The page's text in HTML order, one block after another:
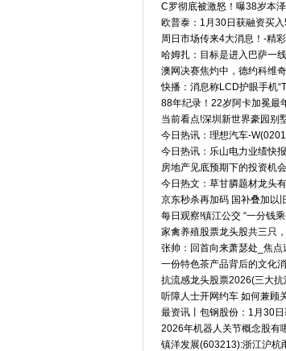
C罗彻底被激怒！曝38岁本
欧普泰：1月30日获融资买
周日市场传来4大消息！-精
哈姆扎：目标是进入巴萨一
澳网决赛焦灼中，德约科维
快播：消息称LCD护眼手机
88年纪录！22岁阿卡加冕最
当前看点!深圳新世界豪园别
今日热讯：理想汽车-
今日热讯：乐山电力业绩快
房地产见底预期下的投资机会
今日热文：草甘膦题材龙头
京东秒杀再加码 国补叠加以
每日观察!镇江公交 “一分钱
家禽养殖股票龙头股共三只
张帅：回首向来萧瑟处_焦点
一份特色茶产品背后的文化
抗流感龙头股票2026(三大
听障人士开网约车 如何兼顾
最资讯丨包钢股份：1月30
2026年机器人关节概念股有
镇洋发展(603213):浙江沪杭